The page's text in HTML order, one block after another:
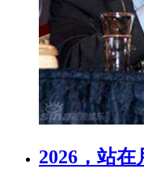
2026，站